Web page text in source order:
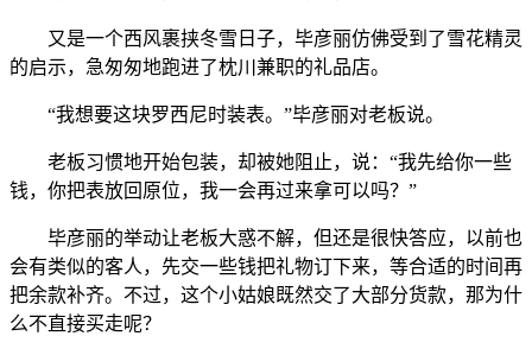
又是一个西风裹挟冬雪日子，毕彦丽仿佛受到了雪花精灵
的启示，急匆匆地跑进了枕川兼职的礼品店。
“我想要这块罗西尼时装表。”毕彦丽对老板说。
老板习惯地开始包装，却被她阻止，说：“我先给你一些
钱，你把表放回原位，我一会再过来拿可以吗？”
毕彦丽的举动让老板大惑不解，但还是很快答应，以前也
会有类似的客人，先交一些钱把礼物订下来，等合适的时间再
把余款补齐。不过，这个小姑娘既然交了大部分货款，那为什
么不直接买走呢？